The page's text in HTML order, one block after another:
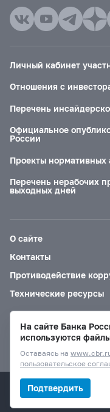
Личный кабинет
Отношения с
Перечень
Официальное
России
Проекты нормативных
Перечень нерабочих
выходных дней
О сайте
Контакты
Противодействие
Технические ресурсы
Версия для
© Банк России,
На сайте Банка
используются
Оставаясь на
пользовательское
Подтвердить